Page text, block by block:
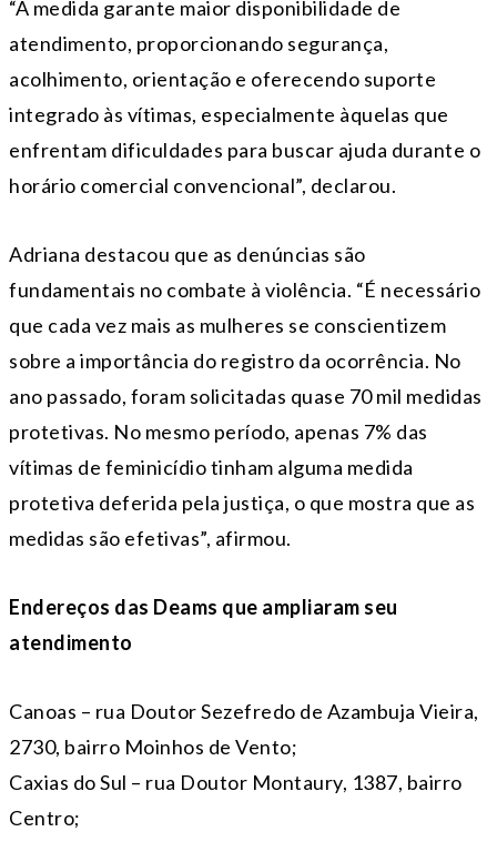
“A medida garante maior disponibilidade de
atendimento, proporcionando segurança,
acolhimento, orientação e oferecendo suporte
integrado às vítimas, especialmente àquelas que
enfrentam dificuldades para buscar ajuda durante o
horário comercial convencional”, declarou.
Adriana destacou que as denúncias são
fundamentais no combate à violência. “É necessário
que cada vez mais as mulheres se conscientizem
sobre a importância do registro da ocorrência. No
ano passado, foram solicitadas quase 70 mil medidas
protetivas. No mesmo período, apenas 7% das
vítimas de feminicídio tinham alguma medida
protetiva deferida pela justiça, o que mostra que as
medidas são efetivas”, afirmou.
Endereços das Deams que ampliaram seu
atendimento
Canoas – rua Doutor Sezefredo de Azambuja Vieira,
2730, bairro Moinhos de Vento;
Caxias do Sul – rua Doutor Montaury, 1387, bairro
Centro;